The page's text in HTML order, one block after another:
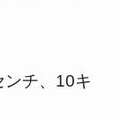
チ、10キ